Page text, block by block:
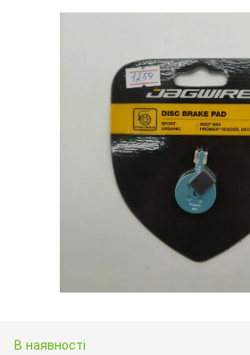
В наявності